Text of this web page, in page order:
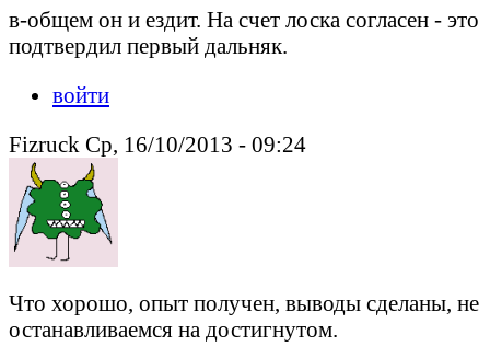
в-общем он и ездит. На счет лоска согласен - это
подтвердил первый дальняк.
войти
Fizruck Ср, 16/10/2013 - 09:24
Что хорошо, опыт получен, выводы сделаны, не
останавливаемся на достигнутом.